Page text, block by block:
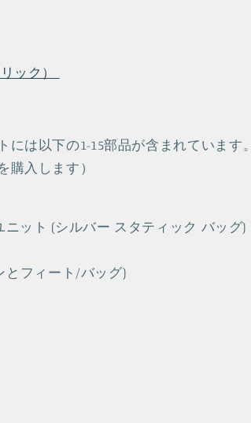
ック）
には以下の1-15部品が含まれています
購入します）
ット (シルバー スタティック バッグ)
とフィート/バッグ)